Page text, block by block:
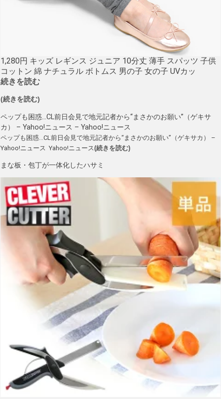
1,280円 キッズ レギンス ジュニア 10分丈 薄手 スパッツ 子供
コットン 綿 ナチュラル ボトムス 男の子 女の子 UVカッ
続きを読む
(続きを読む)
ペップも困惑…CL前日会見で地元記者から“まさかのお願い”（ゲキサ
カ） – Yahoo!ニュース – Yahoo!ニュース
ペップも困惑…CL前日会見で地元記者から“まさかのお願い”（ゲキサカ） –
Yahoo!ニュース Yahoo!ニュース(続きを読む)
まな板・包丁が一体化したハサミ